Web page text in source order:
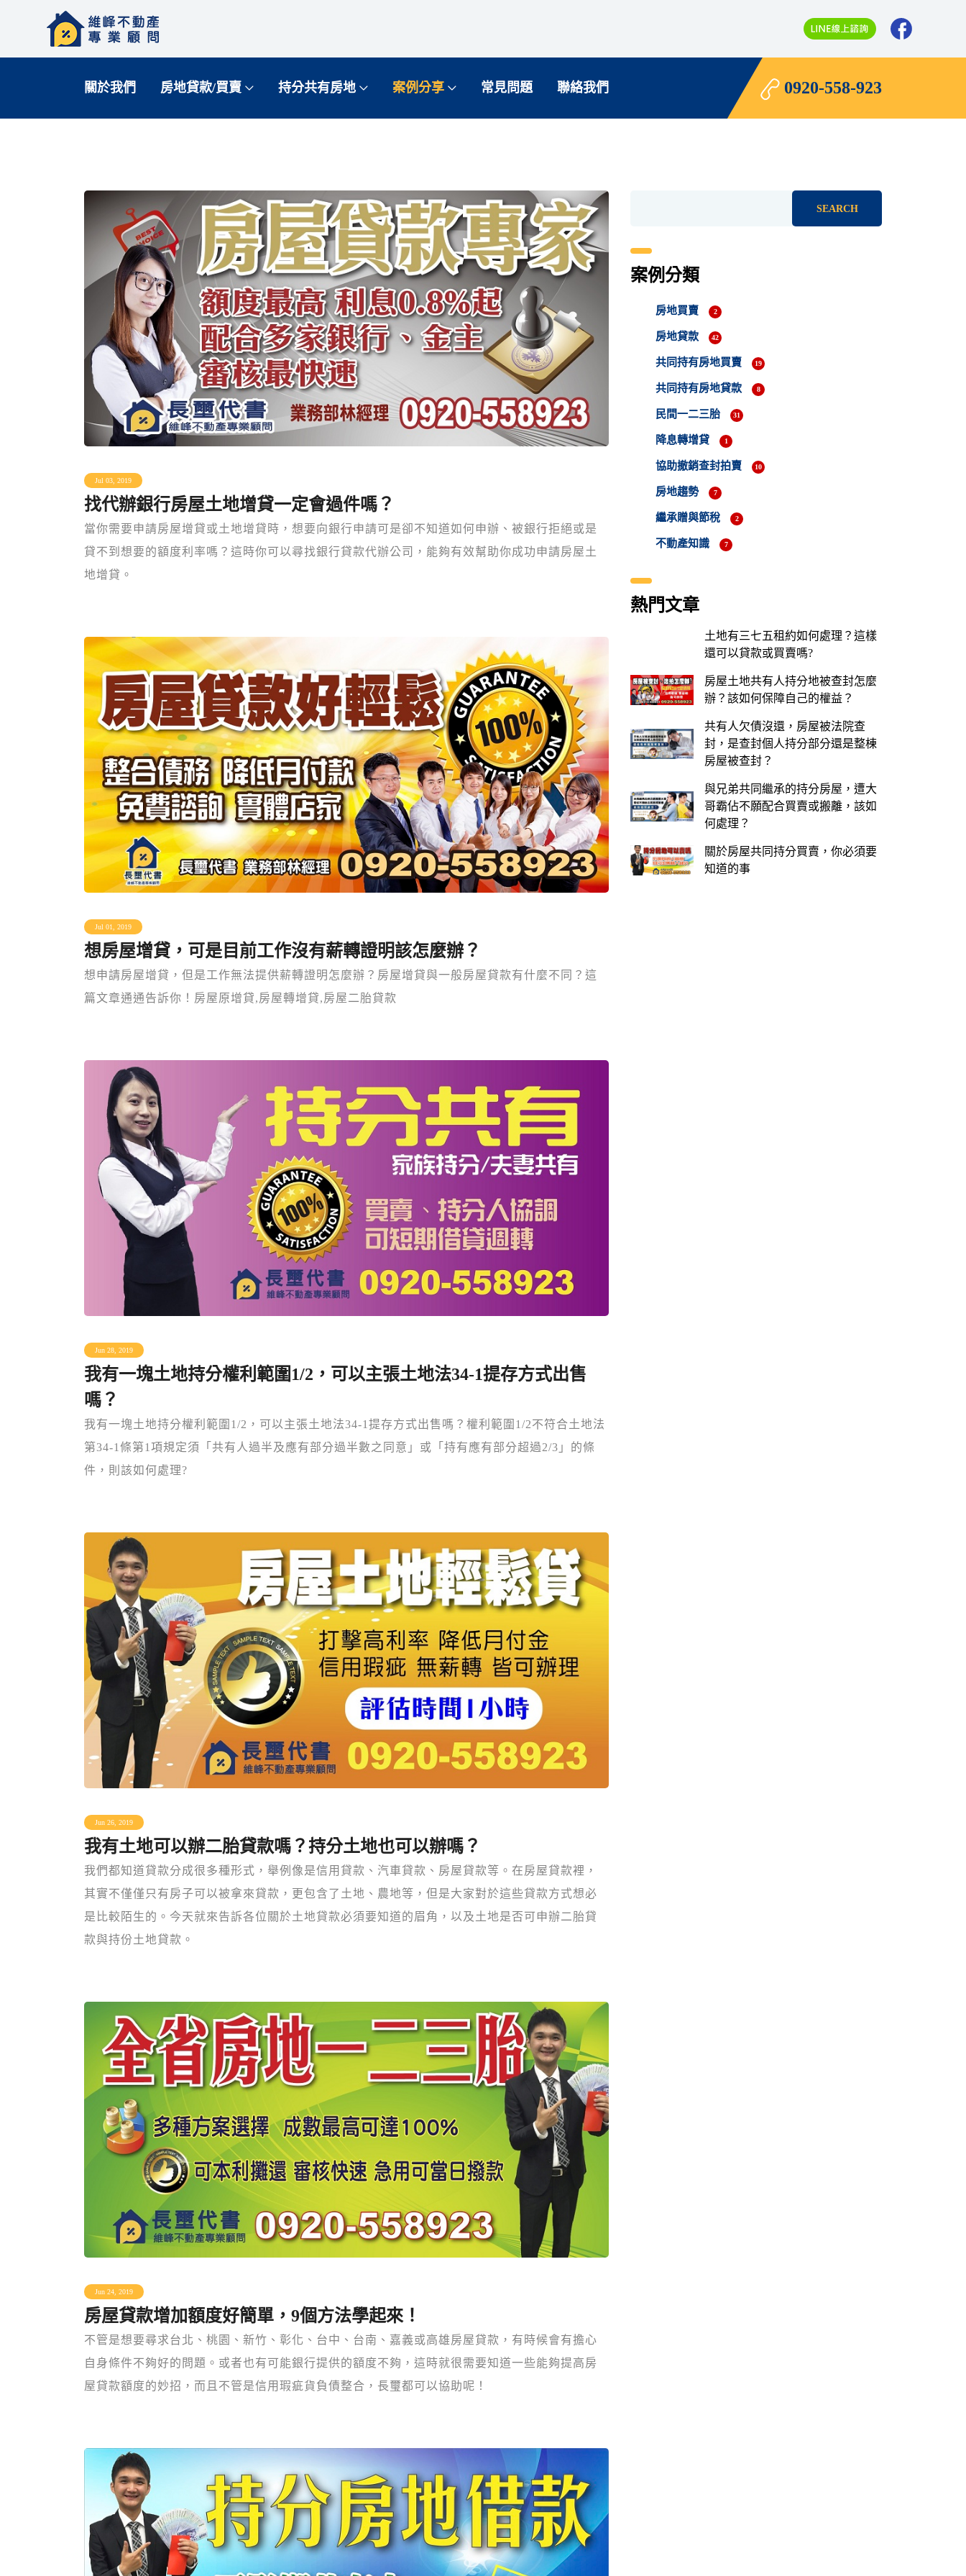
關於我們 房地貸款/買賣 持分共有房地 案例分享 常見問題 聯絡我們 0920-558-923
Jul 03, 2019
找代辦銀行房屋土地增貸一定會過件嗎？
當你需要申請房屋增貸或土地增貸時，想要向銀行申請可是卻不知道如何申辦、被銀行拒絕或是
貸不到想要的額度利率嗎？這時你可以尋找銀行貸款代辦公司，能夠有效幫助你成功申請房屋土
地增貸。
Jul 01, 2019
想房屋增貸，可是目前工作沒有薪轉證明該怎麼辦？
想申請房屋增貸，但是工作無法提供薪轉證明怎麼辦？房屋增貸與一般房屋貸款有什麼不同？這
篇文章通通告訴你！房屋原增貸,房屋轉增貸,房屋二胎貸款
Jun 28, 2019
我有一塊土地持分權利範圍1/2，可以主張土地法34-1提存方式出售
嗎？
我有一塊土地持分權利範圍1/2，可以主張土地法34-1提存方式出售嗎？權利範圍1/2不符合土地法
第34-1條第1項規定須「共有人過半及應有部分過半數之同意」或「持有應有部分超過2/3」的條
件，則該如何處理?
Jun 26, 2019
我有土地可以辦二胎貸款嗎？持分土地也可以辦嗎？
我們都知道貸款分成很多種形式，舉例像是信用貸款、汽車貸款、房屋貸款等。在房屋貸款裡，
其實不僅僅只有房子可以被拿來貸款，更包含了土地、農地等，但是大家對於這些貸款方式想必
是比較陌生的。今天就來告訴各位關於土地貸款必須要知道的眉角，以及土地是否可申辦二胎貸
款與持份土地貸款。
Jun 24, 2019
房屋貸款增加額度好簡單，9個方法學起來！
不管是想要尋求台北、桃園、新竹、彰化、台中、台南、嘉義或高雄房屋貸款，有時候會有擔心
自身條件不夠好的問題。或者也有可能銀行提供的額度不夠，這時就很需要知道一些能夠提高房
屋貸款額度的妙招，而且不管是信用瑕疵貨負債整合，長璽都可以協助呢！
SEARCH
案例分類
房地買賣 2
房地貸款 42
共同持有房地買賣 19
共同持有房地貸款 8
民間一二三胎 31
降息轉增貸 1
協助撤銷查封拍賣 10
房地趨勢 7
繼承贈與節稅 2
不動產知識 7
熱門文章
土地有三七五租約如何處理？這樣
還可以貸款或買賣嗎?
房屋土地共有人持分地被查封怎麼
辦？該如何保障自己的權益？
共有人欠債沒還，房屋被法院查
封，是查封個人持分部分還是整棟
房屋被查封？
與兄弟共同繼承的持分房屋，遭大
哥霸佔不願配合買賣或搬離，該如
何處理？
關於房屋共同持分買賣，你必須要
知道的事